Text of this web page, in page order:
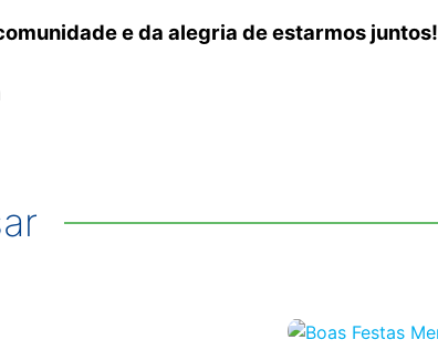
e da alegria de estarmos juntos!